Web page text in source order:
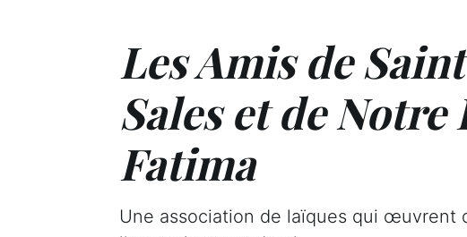
Les Amis de
Sales et de Notre
Fatima
Une association de laïques qui œuvrent